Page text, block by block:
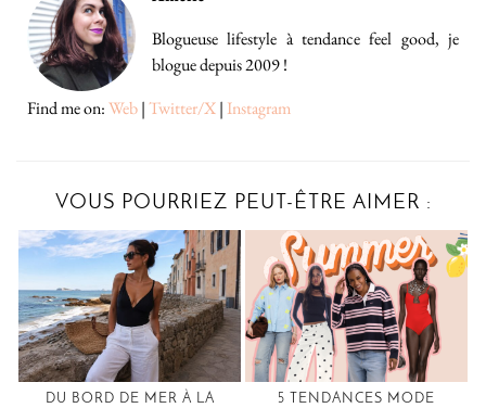
Blogueuse lifestyle à tendance feel good, je
blogue depuis 2009 !
Find me on:Web|Twitter/X| Instagram
VOUS POURRIEZ PEUT-ÊTRE AIMER :
DU BORD DE MER À LA
5 TENDANCES MODE